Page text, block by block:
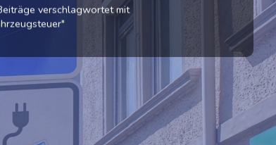
verschlagwortet mit